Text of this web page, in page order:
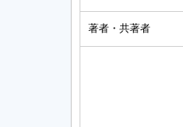
著者・共著者